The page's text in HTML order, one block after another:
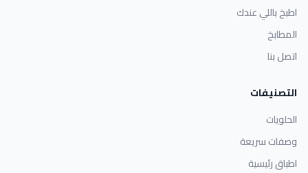
اطبخ باللي عندك
المطابخ
اتصل بنا
التصنيفات
الحلويات
وصفات سريعة
اطباق رئيسية